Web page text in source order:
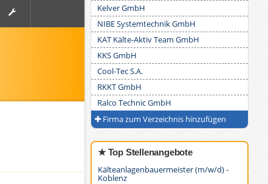
Kelver GmbH
NIBE Systemtechnik GmbH
KAT Kälte-Aktiv Team GmbH
KKS GmbH
Cool-Tec S.A.
RKKT GmbH
Ralco Technic GmbH
Firma zum Verzeichnis hinzufügen
★ Top Stellenangebote
Kälteanlagenbauermeister (m/w/d) -
Koblenz